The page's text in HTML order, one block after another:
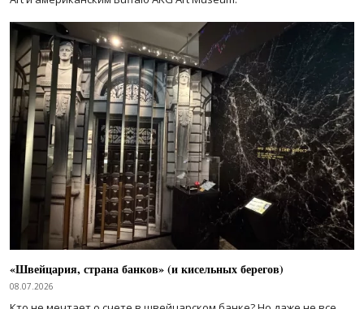
«Швейцария, страна банков» (и кисельных берегов)
08.07.2026